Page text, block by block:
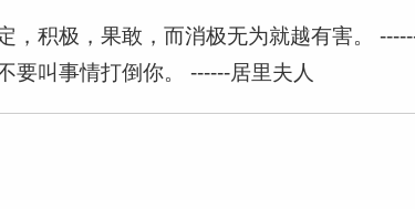
积极，果敢，而消极无为就越有害。
要叫事情打倒你。 ------居里夫人